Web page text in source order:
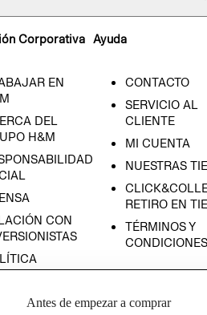
Corporativa
EN
DEL
H&M
CON
Ayuda
CONTACTO
SERVICIO AL
CLIENTE
MI CUENTA
NUESTRAS
RETIRO EN
TÉRMINOS Y
CONDICIONES
Antes de empezar a comprar